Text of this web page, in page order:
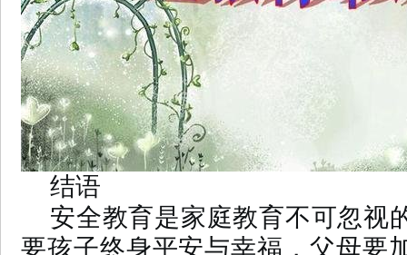
结语
安全教育是家庭教育不可忽视
要孩子终身平安与幸福，父母要